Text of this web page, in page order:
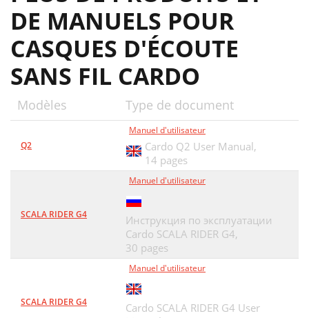
DE MANUELS POUR
CASQUES D'ÉCOUTE
SANS FIL CARDO
Modèles Type de document
Q2
Manuel d'utilisateur
Cardo Q2 User Manual,
14 pages
SCALA RIDER G4
Manuel d'utilisateur
Инструкция по эксплуатации
Cardo SCALA RIDER G4,
30 pages
SCALA RIDER G4
Manuel d'utilisateur
Cardo SCALA RIDER G4 User